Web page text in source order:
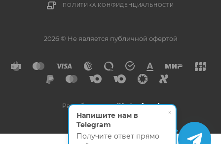
ПОЛИТИКА КОНФИДЕНЦИАЛЬНОСТИ
2026 © Не является публичной офертой
Разработано в
×
Напишите нам в
Telegram
Получите ответ прямо